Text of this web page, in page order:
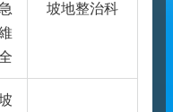
坡地整治科